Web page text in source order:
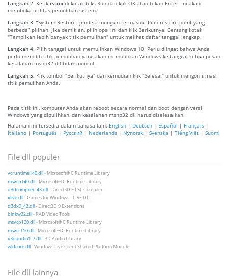
Langkah 2: Ketik rstrui di kotak teks Run dan klik OK atau tekan Enter. Ini akan
membuka utilitas pemulihan sistem.
Langkah 3: “System Restore” jendela mungkin termasuk “Pilih restore point yang
berbeda” pilihan. Jika demikian, pilih opsi ini dan klik Berikutnya. Centang kotak
"Tampilkan lebih banyak titik pemulihan" untuk melihat daftar tanggal lengkap.
Langkah 4: Pilih tanggal untuk memulihkan Windows 10. Perlu diingat bahwa Anda
perlu memilih titik pemulihan yang akan memulihkan Windows ke tanggal ketika pesan
kesalahan msnp32.dll tidak muncul.
Langkah 5: Klik tombol "Berikutnya" dan kemudian klik "Selesai" untuk mengonfirmasi
titik pemulihan Anda.
Pada titik ini, komputer Anda akan reboot secara normal dan boot dengan versi
Windows yang dipulihkan, dan kesalahan msnp32.dll harus diselesaikan.
Halaman ini tersedia dalam bahasa lain: English | Deutsch | Español | Français |
Italiano | Português | Русский | Nederlands | Nynorsk | Svenska | Tiếng Việt | Suomi
File dll populer
vcruntime140.dll- Microsoft® C Runtime Library
msvcp140.dll- Microsoft® C Runtime Library
d3dcompiler_43.dll- Direct3D HLSL Compiler
xlive.dll- Games for Windows - LIVE DLL
d3dx9_43.dll- Direct3D 9 Extensions
binkw32.dll- RAD Video Tools
msvcp120.dll- Microsoft® C Runtime Library
msvcr110.dll- Microsoft® C Runtime Library
x3daudio1_7.dll- 3D Audio Library
wldcore.dll- Windows Live Client Shared Platform Module
File dll lainnya